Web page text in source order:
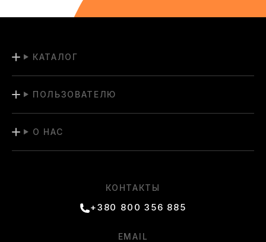
КАТАЛОГ
ПОЛЬЗОВАТЕЛЮ
О НАС
КОНТАКТЫ
+380 800 356 885
EMAIL